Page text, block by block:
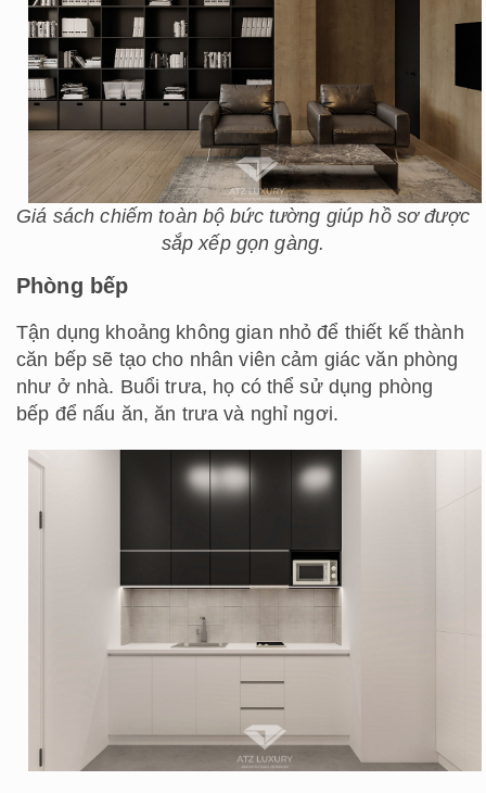
Giá sách chiếm toàn bộ bức tường giúp hồ sơ được
sắp xếp gọn gàng.
Phòng bếp
Tận dụng khoảng không gian nhỏ để thiết kế thành
căn bếp sẽ tạo cho nhân viên cảm giác văn phòng
như ở nhà. Buổi trưa, họ có thể sử dụng phòng
bếp để nấu ăn, ăn trưa và nghỉ ngơi.